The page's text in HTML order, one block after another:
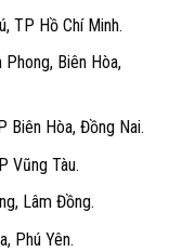
TP Hồ Chí Minh.
Phong, Biên Hòa,
Biên Hòa, Đồng Nai.
Vũng Tàu.
Lâm Đồng.
Phú Yên.